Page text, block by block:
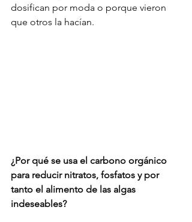
dosifican por moda o porque vieron
que otros la hacían.
¿Por qué se usa el carbono orgánico
para reducir nitratos, fosfatos y por
tanto el alimento de las algas
indeseables?